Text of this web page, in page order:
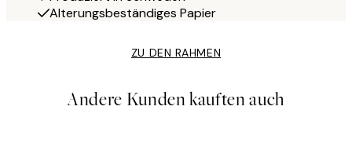
Alterungsbeständiges Papier
ZU DEN RAHMEN
Andere Kunden kauften auch